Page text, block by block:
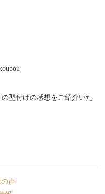
型付けの感想をご紹介いた
の声